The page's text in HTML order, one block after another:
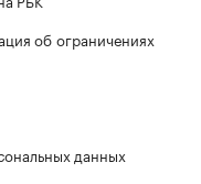
об ограничениях
данных